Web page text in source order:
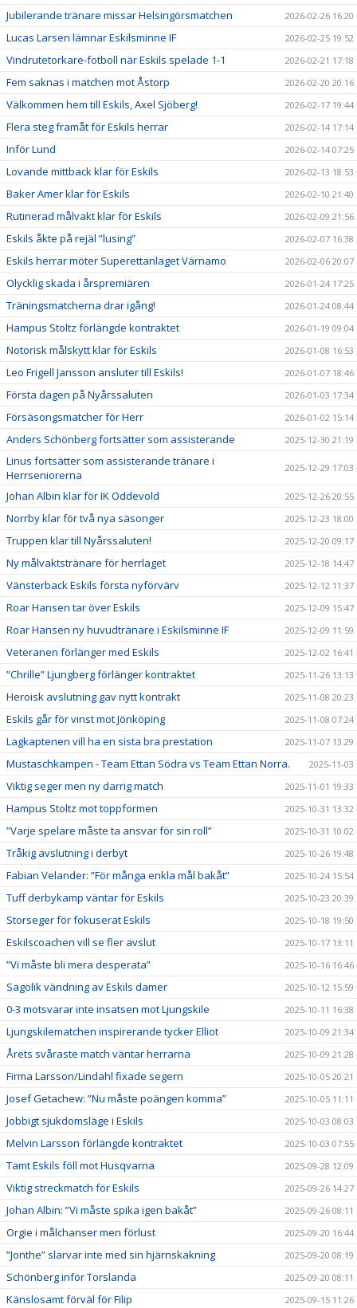
Jubilerande tränare missar Helsingörsmatchen 2026-02-26 16:20
Lucas Larsen lämnar Eskilsminne IF 2026-02-25 19:52
Vindrutetorkare-fotboll när Eskils spelade 1-1 2026-02-21 17:18
Fem saknas i matchen mot Åstorp 2026-02-20 20:16
Välkommen hem till Eskils, Axel Sjöberg! 2026-02-17 19:44
Flera steg framåt för Eskils herrar 2026-02-14 17:14
Inför Lund 2026-02-14 07:25
Lovande mittback klar för Eskils 2026-02-13 18:53
Baker Amer klar för Eskils 2026-02-10 21:40
Rutinerad målvakt klar för Eskils 2026-02-09 21:56
Eskils åkte på rejäl ”lusing” 2026-02-07 16:38
Eskils herrar möter Superettanlaget Värnamo 2026-02-06 20:07
Olycklig skada i årspremiären 2026-01-24 17:25
Träningsmatcherna drar igång! 2026-01-24 08:44
Hampus Stoltz förlängde kontraktet 2026-01-19 09:04
Notorisk målskytt klar för Eskils 2026-01-08 16:53
Leo Frigell Jansson ansluter till Eskils! 2026-01-07 18:46
Första dagen på Nyårssaluten 2026-01-03 17:34
Försäsongsmatcher för Herr 2026-01-02 15:14
Anders Schönberg fortsätter som assisterande 2025-12-30 21:19
Linus fortsätter som assisterande tränare i
Herrseniorerna
2025-12-29 17:03
Johan Albin klar för IK Oddevold 2025-12-26 20:55
Norrby klar för två nya säsonger 2025-12-23 18:00
Truppen klar till Nyårssaluten! 2025-12-20 09:17
Ny målvaktstränare för herrlaget 2025-12-18 14:47
Vänsterback Eskils första nyförvärv 2025-12-12 11:37
Roar Hansen tar över Eskils 2025-12-09 15:47
Roar Hansen ny huvudtränare i Eskilsminne IF 2025-12-09 11:59
Veteranen förlänger med Eskils 2025-12-02 16:41
”Chrille” Ljungberg förlänger kontraktet 2025-11-26 13:13
Heroisk avslutning gav nytt kontrakt 2025-11-08 20:23
Eskils går för vinst mot Jönköping 2025-11-08 07:24
Lagkaptenen vill ha en sista bra prestation 2025-11-07 13:29
Mustaschkampen - Team Ettan Södra vs Team Ettan Norra. 2025-11-03
Viktig seger men ny darrig match 2025-11-01 19:33
Hampus Stoltz mot toppformen 2025-10-31 13:32
”Varje spelare måste ta ansvar för sin roll” 2025-10-31 10:02
Tråkig avslutning i derbyt 2025-10-26 19:48
Fabian Velander: ”För många enkla mål bakåt” 2025-10-24 15:54
Tuff derbykamp väntar för Eskils 2025-10-23 20:39
Storseger för fokuserat Eskils 2025-10-18 19:50
Eskilscoachen vill se fler avslut 2025-10-17 13:11
”Vi måste bli mera desperata” 2025-10-16 16:46
Sagolik vändning av Eskils damer 2025-10-12 15:59
0-3 motsvarar inte insatsen mot Ljungskile 2025-10-11 16:38
Ljungskilematchen inspirerande tycker Elliot 2025-10-09 21:34
Årets svåraste match väntar herrarna 2025-10-09 21:28
Firma Larsson/Lindahl fixade segern 2025-10-05 20:21
Josef Getachew: ”Nu måste poängen komma” 2025-10-05 11:11
Jobbigt sjukdomsläge i Eskils 2025-10-03 08:03
Melvin Larsson förlängde kontraktet 2025-10-03 07:55
Tamt Eskils föll mot Husqvarna 2025-09-28 12:09
Viktig streckmatch för Eskils 2025-09-26 14:27
Johan Albin: ”Vi måste spika igen bakåt” 2025-09-26 08:11
Orgie i målchanser men förlust 2025-09-20 16:44
”Jonthe” slarvar inte med sin hjärnskakning 2025-09-20 08:19
Schönberg inför Torslanda 2025-09-20 08:11
Känslosamt förväl för Filip 2025-09-15 11:26